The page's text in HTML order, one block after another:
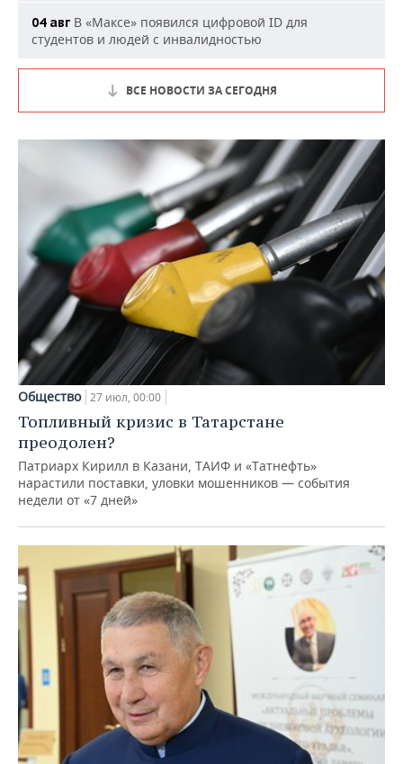
04 авг В «Максе» появился цифровой ID для
студентов и людей с инвалидностью
ВСЕ НОВОСТИ ЗА СЕГОДНЯ
Общество 27 июл, 00:00
Топливный кризис в Татарстане
преодолен?
Патриарх Кирилл в Казани, ТАИФ и «Татнефть»
нарастили поставки, уловки мошенников — события
недели от «7 дней»